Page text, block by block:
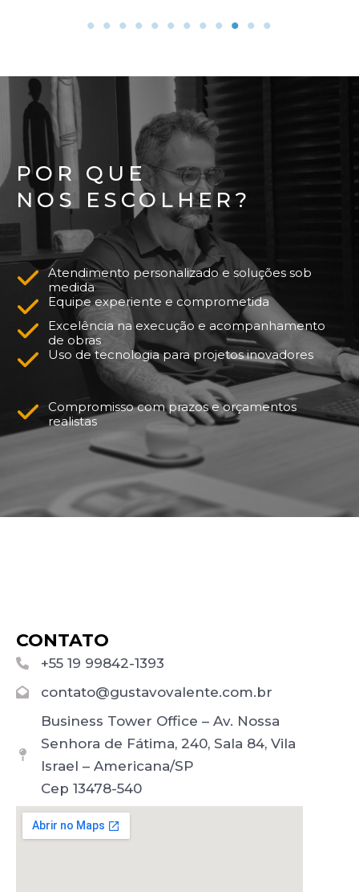
POR QUE
NOS ESCOLHER?
Atendimento personalizado e soluções sob
medida
Equipe experiente e comprometida
Excelência na execução e acompanhamento
de obras
Uso de tecnologia para projetos inovadores
Compromisso com prazos e orçamentos
realistas
CONTATO
+55 19 99842-1393
contato@gustavovalente.com.br
Business Tower Office – Av. Nossa
Senhora de Fátima, 240, Sala 84, Vila
Israel – Americana/SP
Cep 13478-540